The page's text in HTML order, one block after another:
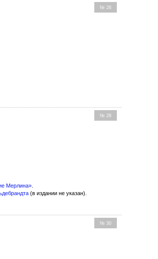
№ 26
№ 28
Мерлина»
(в издании не указан).
№ 30